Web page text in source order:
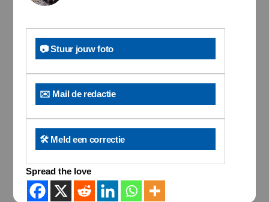
📷 Stuur jouw foto
✉️ Mail de redactie
🛠️ Meld een correctie
Spread the love